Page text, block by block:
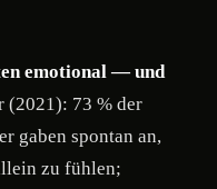
emotional — und
(2021): 73 % der
gaben spontan an,
zu fühlen;